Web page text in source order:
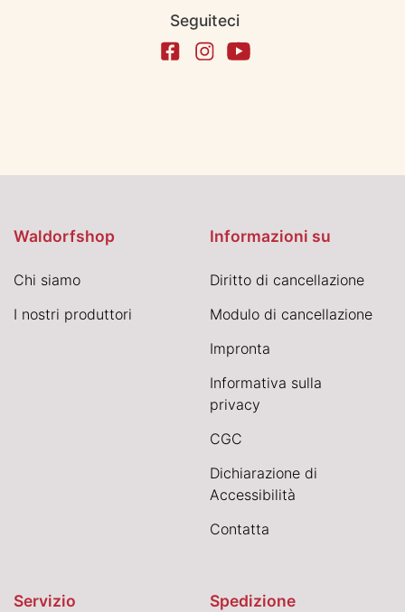
Seguiteci
Waldorfshop
Chi siamo
I nostri produttori
Informazioni su
Diritto di cancellazione
Modulo di cancellazione
Impronta
Informativa sulla
privacy
CGC
Dichiarazione di
Accessibilità
Contatta
Servizio Spedizione